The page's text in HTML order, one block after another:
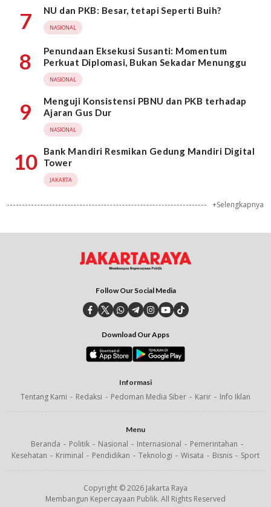
7 NU dan PKB: Besar, tetapi Seperti Buih?
NASIONAL
8
Penundaan Eksekusi Susanti: Momentum
Perkuat Diplomasi, Bukan Sekadar Menunggu
NASIONAL
9
Menguji Konsistensi PBNU dan PKB terhadap
Ajaran Gus Dur
NASIONAL
10
Bank Mandiri Resmikan Gedung Mandiri Digital
Tower
JAKARTA
+Selengkapnya
Follow Our Social Media
Download Our Apps
Informasi
Tentang Kami Redaksi Pedoman Media Siber Karir Info Iklan
Menu
Beranda Politik Nasional Internasional
Pemerintahan
Kesehatan
Kriminal Pendidikan Teknologi Wisata Bisnis Sport
Copyright © 2026 Jakarta Raya
Membangun Kepercayaan Publik. All Rights Reserved